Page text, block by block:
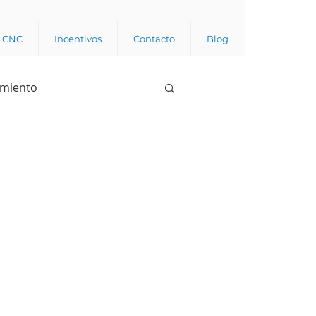
Incentivos Contacto Blog
opinión pública